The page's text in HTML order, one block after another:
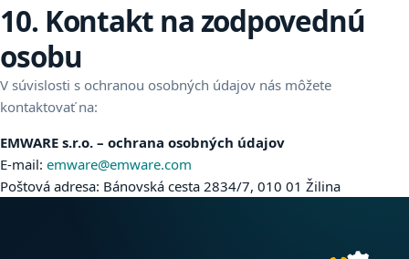
10. Kontakt na zodpovednú
osobu
V súvislosti s ochranou osobných údajov nás môžete
kontaktovať na:
EMWARE s.r.o. – ochrana osobných údajov
E-mail: emware@emware.com
Poštová adresa: Bánovská cesta 2834/7, 010 01 Žilina